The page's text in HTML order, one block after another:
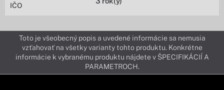
IČO
Toto je všeobecný popis a uvedené informácie sa nemusia
vzťahovať na všetky varianty tohto produktu. Konkrétne
informácie k vybranému produktu nájdete v ŠPECIFIKÁCIÍ A
PARAMETROCH.